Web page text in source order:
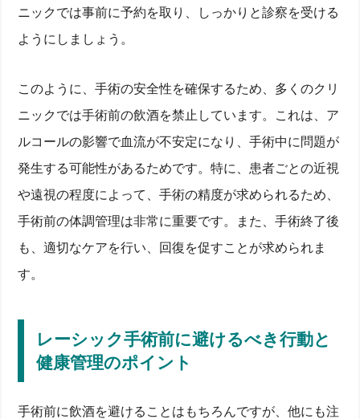
ニックでは事前に予約を取り、しっかりと診察を受ける
ようにしましょう。
このように、手術の安全性を確保するため、多くのクリ
ニックでは手術前の飲酒を禁止しています。これは、ア
ルコールの影響で血流が不安定になり、手術中に問題が
発生する可能性があるためです。特に、患者ごとの近視
や遠視の程度によって、手術の精度が求められるため、
手術前の体調管理は非常に重要です。また、手術終了後
も、適切なケアを行い、回復を促すことが求められま
す。
レーシック手術前に避けるべき行動と
健康管理のポイント
手術前に飲酒を避けることはもちろんですが、他にも注